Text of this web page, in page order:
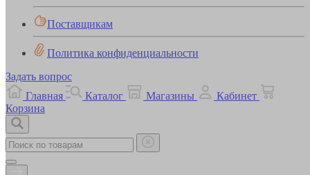
Поставщикам
Политика конфиденциальности
Задать вопрос
Главная
Каталог Магазины
Кабинет
Корзина